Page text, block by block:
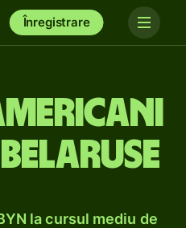
Înregistrare
la cursul mediu de